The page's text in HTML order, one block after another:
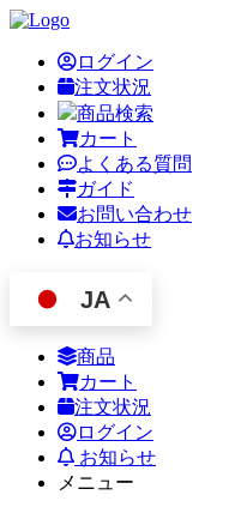
ログイン
注文状況
商品検索
カート
よくある質問
ガイド
お問い合わせ
お知らせ
JA
商品
カート
注文状況
ログイン
お知らせ
メニュー